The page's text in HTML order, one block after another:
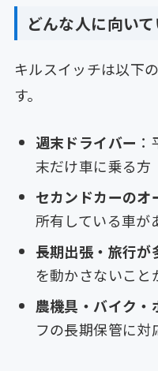
どんな人に向いて
キルスイッチは以下
す。
週末ドライバー
末だけ車に乗る方
セカンドカーのオ
所有している車が
長期出張・旅行が
を動かさないこと
農機具・バイク・
フの長期保管に対